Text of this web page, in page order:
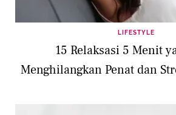
LIFESTYLE
15 Relaksasi 5 Menit
Menghilangkan Penat dan